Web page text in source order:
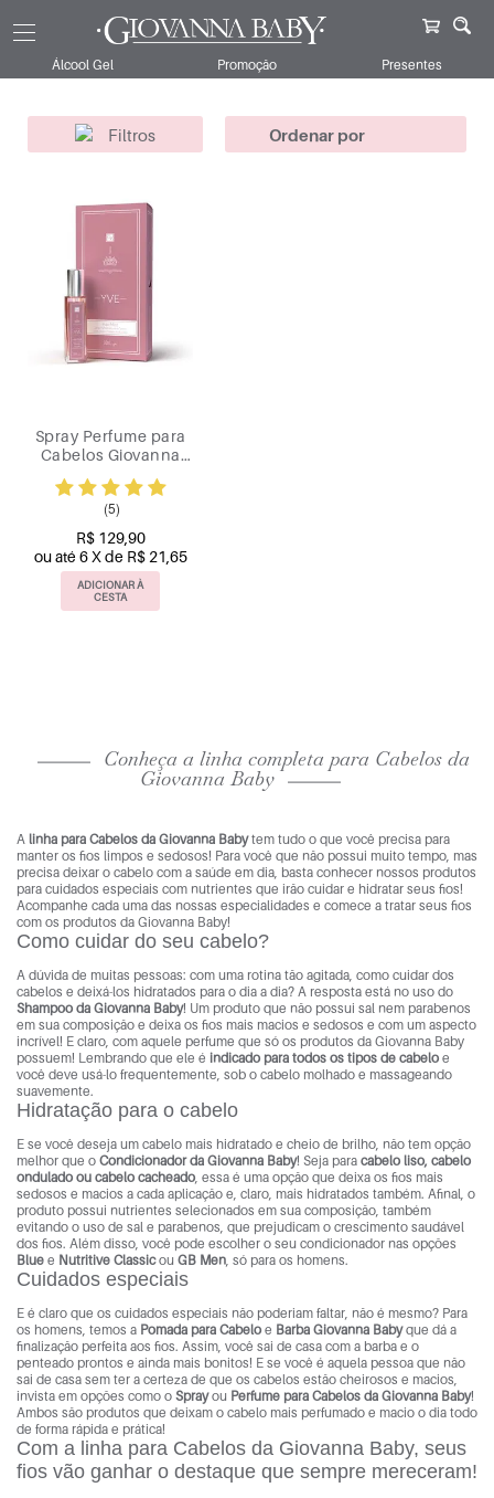
Álcool Gel Promoção Presentes
Giovanna Baby Corpo e Banho Cabelos
Filtros
Spray Perfume para
Cabelos Giovanna
(5)
R$ 129,90
ou até 6 X de R$ 21,65
ADICIONAR À
CESTA
Conheça a linha completa para Cabelos da
Giovanna Baby
A linha para Cabelos da Giovanna Babytem tudo o que você precisa para
manter os fios limpos e sedosos! Para você que não possui muito tempo, mas
precisa deixar o cabelo com a saúde em dia, basta conhecer nossos produtos
para cuidados especiais com nutrientes que irão cuidar e hidratar seus fios!
Acompanhe cada uma das nossas especialidades e comece a tratar seus fios
com os produtos da Giovanna Baby!
Como cuidar do seu cabelo?
A dúvida de muitas pessoas: com uma rotina tão agitada, como cuidar dos
cabelos e deixá-los hidratados para o dia a dia? A resposta está no uso do
Shampoo da Giovanna Baby! Um produto que não possui sal nem parabenos
em sua composição e deixa os fios mais macios e sedosos e com um aspecto
incrível! E claro, com aquele perfume que só os produtos da Giovanna Baby
possuem! Lembrando que ele é indicado para todos os tipos de cabelo e
você deve usá-lo frequentemente, sob o cabelo molhado e massageando
suavemente.
Hidratação para o cabelo
E se você deseja um cabelo mais hidratado e cheio de brilho, não tem opção
melhor que o Condicionador da Giovanna Baby! Seja para cabelo liso, cabelo
ondulado ou cabelo cacheado, essa é uma opção que deixa os fios mais
sedosos e macios a cada aplicação e, claro, mais hidratados também. Afinal, o
produto possui nutrientes selecionados em sua composição, também
evitando o uso de sal e parabenos, que prejudicam o crescimento saudável
dos fios. Além disso, você pode escolher o seu condicionador nas opções
Blue e Nutritive Classicou GB Men, só para os homens.
Cuidados especiais
E é claro que os cuidados especiais não poderiam faltar, não é mesmo? Para
os homens, temos a Pomada para Cabelo e Barba Giovanna Babyque dá a
finalização perfeita aos fios. Assim, você sai de casa com a barba e o
penteado prontos e ainda mais bonitos! E se você é aquela pessoa que não
sai de casa sem ter a certeza de que os cabelos estão cheirosos e macios,
invista em opções como o Sprayou Perfume para Cabelos da Giovanna Baby!
Ambos são produtos que deixam o cabelo mais perfumado e macio o dia todo
de forma rápida e prática!
Com a linha para Cabelos da Giovanna Baby, seus
fios vão ganhar o destaque que sempre mereceram!